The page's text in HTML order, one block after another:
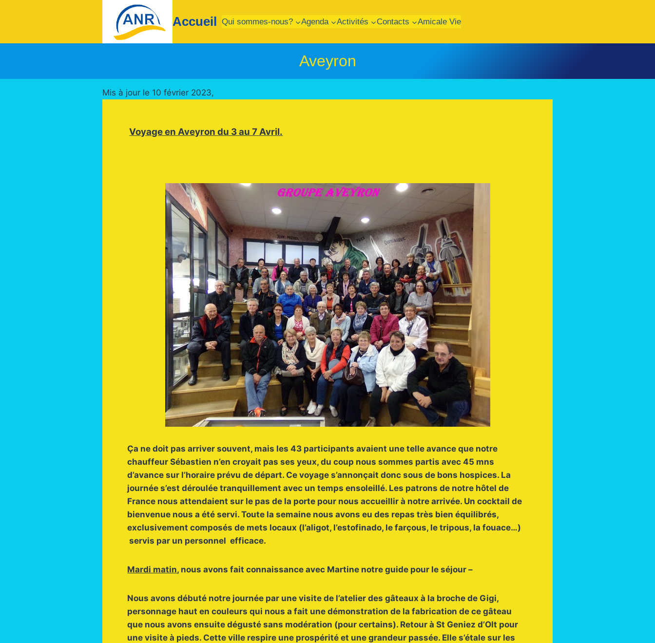
Accueil Qui sommes-nous? Agenda Activités Contacts Amicale Vie
Aveyron
Mis à jour le 10 février 2023,
Voyage en Aveyron du 3 au 7 Avril.
Ça ne doit pas arriver souvent, mais les 43 participants avaient une telle avance que notre
chauffeur Sébastien n’en croyait pas ses yeux, du coup nous sommes partis avec 45 mns
d’avance sur l’horaire prévu de départ. Ce voyage s’annonçait donc sous de bons hospices. La
journée s’est déroulée tranquillement avec un temps ensoleillé. Les patrons de notre hôtel de
France nous attendaient sur le pas de la porte pour nous accueillir à notre arrivée. Un cocktail de
bienvenue nous a été servi. Toute la semaine nous avons eu des repas très bien équilibrés,
exclusivement composés de mets locaux (l’aligot, l’estofinado, le farçous, le tripous, la fouace…)
servis par un personnel efficace.
Mardi matin, nous avons fait connaissance avec Martine notre guide pour le séjour –
Nous avons débuté notre journée par une visite de l’atelier des gâteaux à la broche de Gigi,
personnage haut en couleurs qui nous a fait une démonstration de la fabrication de ce gâteau
que nous avons ensuite dégusté sans modération (pour certains). Retour à St Geniez d’Olt pour
une visite à pieds. Cette ville respire une prospérité et une grandeur passée. Elle s’étale sur les